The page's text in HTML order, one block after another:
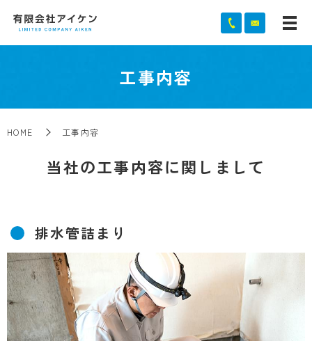
工事内容
HOME 工事内容
当社の工事内容に関しまして
排水管詰まり